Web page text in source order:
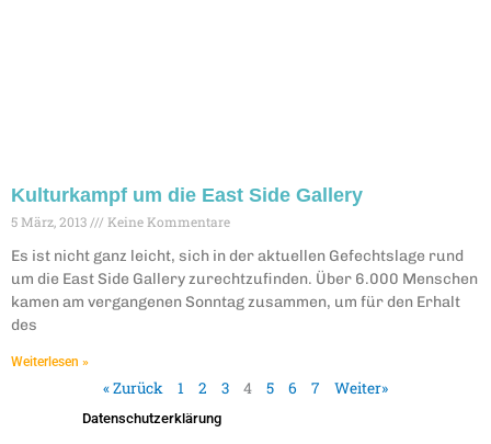
Kulturkampf um die East Side Gallery
5 März, 2013 Keine Kommentare
Es ist nicht ganz leicht, sich in der aktuellen Gefechtslage rund
um die East Side Gallery zurechtzufinden. Über 6.000 Menschen
kamen am vergangenen Sonntag zusammen, um für den Erhalt
des
Weiterlesen »
« Zurück 1 2 3 4 5 6 7 Weiter»
Datenschutzerklärung